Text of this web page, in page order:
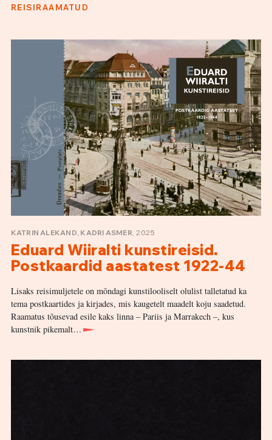
REISIRAAMATUD
KATRIN ALEKAND, KADRI ASMER, 2025
Eduard Wiiralti kunstireisid.
Postkaardid aastatest 1922-44
Lisaks reisimuljetele on mõndagi kunstilooliselt olulist talletatud ka
tema postkaartides ja kirjades, mis kaugetelt maadelt koju saadetud.
Raamatus tõusevad esile kaks linna – Pariis ja Marrakech –, kus
kunstnik pikemalt…